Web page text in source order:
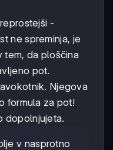
-
ne spreminja, je
tem, da ploščina
pot.
Njegova
formula za pot!
dopolnjujeta.
v nasprotno